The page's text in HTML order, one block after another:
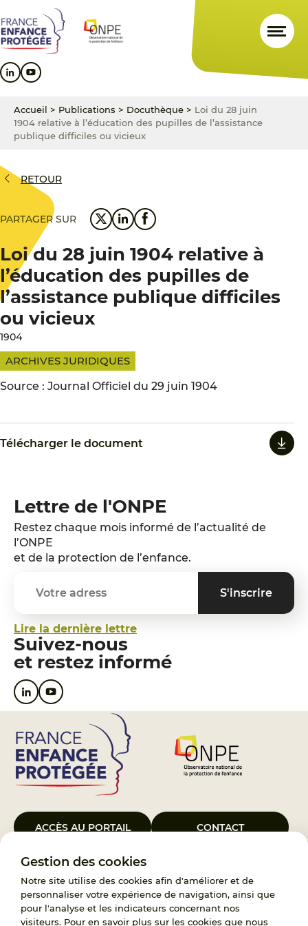
Gestion des cookies
Notre site utilise des cookies afin d'améliorer et de
personnaliser votre expérience de navigation, ainsi que
pour l'analyse et les indicateurs concernant nos
visiteurs. Pour en savoir plus sur les cookies que nous
au
contenu
principal
au
menu
principal
au
pied
de
Accueil > Publications > Docuthèque > Loi du 28 juin
1904 relative à l’éducation des pupilles de l’assistance
publique difficiles ou vicieux
RETOUR
PARTAGER SUR
Loi du 28 juin 1904 relative à
l’éducation des pupilles de
l’assistance publique difficiles
ou vicieux
1904
ARCHIVES JURIDIQUES
Source : Journal Officiel du 29 juin 1904
Télécharger le document
Lettre de l'ONPE
Restez chaque mois informé de l’actualité de
l’ONPE
et de la protection de l’enfance.
Lire la dernière lettre
Suivez-nous
et restez informé
ACCÈS AU PORTAIL CONTACT
Le Groupement d’Intérêt Public France Enfance Protégée, créé le 5
janvier 2023, a pour objet d’assurer les missions de service public du
119, d’accompagnement des adoptants et de traitement des
demandes d’accès aux origines personnelles. France Enfance
Protégée est également un observatoire et une ressource pour